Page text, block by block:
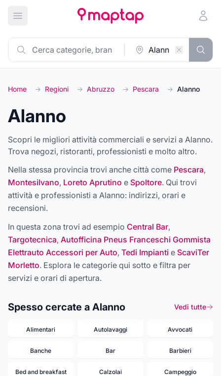
Apri menu principale
Home → Regioni → Abruzzo → Pescara → Alanno
Alanno
Scopri le migliori attività commerciali e servizi a Alanno.
Trova negozi, ristoranti, professionisti e molto altro.
Nella stessa provincia trovi anche città come Pescara,
Montesilvano, Loreto Aprutino e Spoltore. Qui trovi
attività e professionisti a Alanno: indirizzi, orari e
recensioni.
In questa zona trovi ad esempio Central Bar,
Targotecnica, Autofficina Pneus Franceschi Gommista
Elettrauto Accessori per Auto, Tedi Impianti e ScaviTer
Morletto. Esplora le categorie qui sotto e filtra per
servizi e orari di apertura.
Spesso cercate a Alanno Vedi tutte
Alimentari Autolavaggi Avvocati
Banche Bar Barbieri
Bed and breakfast Calzolai Campeggio